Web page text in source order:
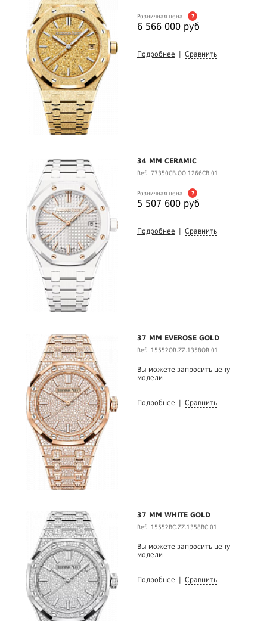
Розничная цена ?
6 566 000 руб
Подробнее Сравнить
34 MM CERAMIC
Ref.: 77350CB.OO.1266CB.01
Розничная цена ?
5 507 600 руб
Подробнее Сравнить
37 MM EVEROSE GOLD
Ref.: 15552OR.ZZ.1358OR.01
Вы можете запросить цену
модели
Подробнее Сравнить
37 MM WHITE GOLD
Ref.: 15552BC.ZZ.1358BC.01
Вы можете запросить цену
модели
Подробнее Сравнить